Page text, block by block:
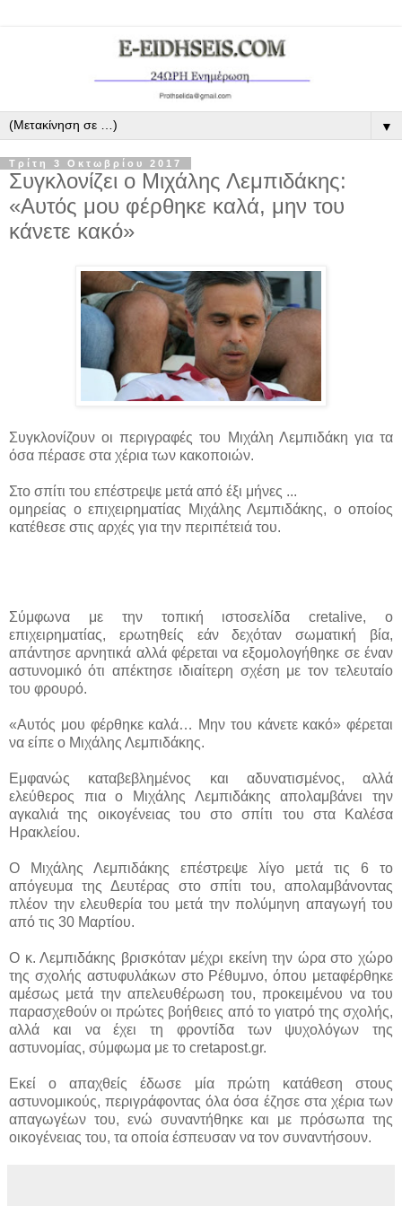
▼
Τρίτη 3 Οκτωβρίου 2017
Συγκλονίζει ο Μιχάλης Λεμπιδάκης:
«Αυτός μου φέρθηκε καλά, μην του
κάνετε κακό»
Συγκλονίζουν οι περιγραφές του Μιχάλη Λεμπιδάκη για τα
όσα πέρασε στα χέρια των κακοποιών.
Στο σπίτι του επέστρεψε μετά από έξι μήνες ...
ομηρείας ο επιχειρηματίας Μιχάλης Λεμπιδάκης, ο οποίος
κατέθεσε στις αρχές για την περιπέτειά του.
Σύμφωνα με την τοπική ιστοσελίδα cretalive, o
επιχειρηματίας, ερωτηθείς εάν δεχόταν σωματική βία,
απάντησε αρνητικά αλλά φέρεται να εξομολογήθηκε σε έναν
αστυνομικό ότι απέκτησε ιδιαίτερη σχέση με τον τελευταίο
του φρουρό.
«Αυτός μου φέρθηκε καλά… Μην του κάνετε κακό» φέρεται
να είπε ο Μιχάλης Λεμπιδάκης.
Εμφανώς καταβεβλημένος και αδυνατισμένος, αλλά
ελεύθερος πια ο Μιχάλης Λεμπιδάκης απολαμβάνει την
αγκαλιά της οικογένειας του στο σπίτι του στα Καλέσα
Ηρακλείου.
Ο Μιχάλης Λεμπιδάκης επέστρεψε λίγο μετά τις 6 το
απόγευμα της Δευτέρας στο σπίτι του, απολαμβάνοντας
πλέον την ελευθερία του μετά την πολύμηνη απαγωγή του
από τις 30 Μαρτίου.
Ο κ. Λεμπιδάκης βρισκόταν μέχρι εκείνη την ώρα στο χώρο
της σχολής αστυφυλάκων στο Ρέθυμνο, όπου μεταφέρθηκε
αμέσως μετά την απελευθέρωση του, προκειμένου να του
παρασχεθούν οι πρώτες βοήθειες από το γιατρό της σχολής,
αλλά και να έχει τη φροντίδα των ψυχολόγων της
αστυνομίας, σύμφωμα με το cretapost.gr.
Εκεί ο απαχθείς έδωσε μία πρώτη κατάθεση στους
αστυνομικούς, περιγράφοντας όλα όσα έζησε στα χέρια των
απαγωγέων του, ενώ συναντήθηκε και με πρόσωπα της
οικογένειας του, τα οποία έσπευσαν να τον συναντήσουν.